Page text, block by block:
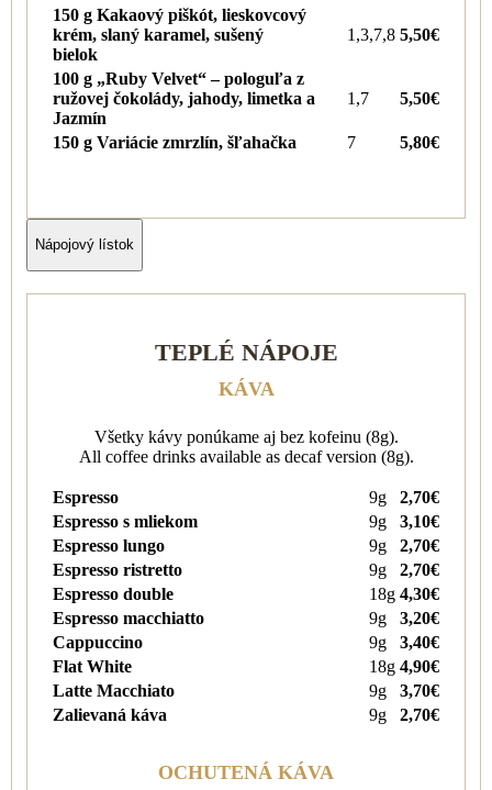
150 g Kakaový piškót, lieskovcový
krém, slaný karamel, sušený
bielok
1,3,7,8 5,50€
100 g „Ruby Velvet“ – pologuľa z
ružovej čokolády, jahody, limetka a
Jazmín
1,7 5,50€
150 g Variácie zmrzlín, šľahačka 7 5,80€
Nápojový lístok
TEPLÉ NÁPOJE
KÁVA
Všetky kávy ponúkame aj bez kofeinu (8g).
All coffee drinks available as decaf version (8g).
Espresso 9g
2,70€
Espresso s mliekom
9g
3,10€
Espresso lungo
9g
2,70€
Espresso ristretto
9g
2,70€
Espresso double
18g 4,30€
Espresso macchiatto
9g
3,20€
Cappuccino
9g
3,40€
Flat White
18g 4,90€
Latte Macchiato
9g
3,70€
Zalievaná káva
9g 2,70€
OCHUTENÁ KÁVA